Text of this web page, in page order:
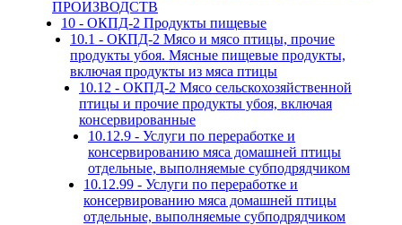
ПРОИЗВОДСТВ
10 - ОКПД-2 Продукты пищевые
10.1 - ОКПД-2 Мясо и мясо птицы, прочие
продукты убоя. Мясные пищевые продукты,
включая продукты из мяса птицы
10.12 - ОКПД-2 Мясо сельскохозяйственной
птицы и прочие продукты убоя, включая
консервированные
10.12.9 - Услуги по переработке и
консервированию мяса домашней птицы
отдельные, выполняемые субподрядчиком
10.12.99 - Услуги по переработке и
консервированию мяса домашней птицы
отдельные, выполняемые субподрядчиком